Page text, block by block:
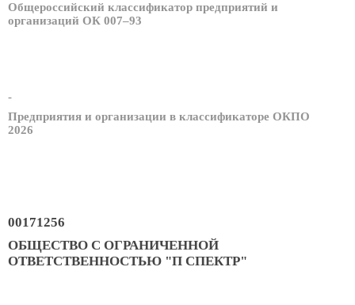
Общероссийский классификатор предприятий и
организаций ОК 007–93
-
Предприятия и организации в классификаторе ОКПО
2026
00171256
ОБЩЕСТВО С ОГРАНИЧЕННОЙ
ОТВЕТСТВЕННОСТЬЮ "П СПЕКТР"